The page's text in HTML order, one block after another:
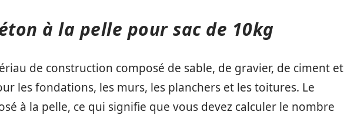
à la pelle pour sac de 10kg
de construction composé de sable, de gravier, de ciment et
les fondations, les murs, les planchers et les toitures. Le
à la pelle, ce qui signifie que vous devez calculer le nombre